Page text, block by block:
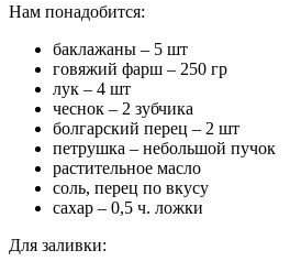
Нам понадобится:
баклажаны – 5 шт
говяжий фарш – 250 гр
лук – 4 шт
чеснок – 2 зубчика
болгарский перец – 2 шт
петрушка – небольшой пучок
растительное масло
соль, перец по вкусу
сахар – 0,5 ч. ложки
Для заливки: